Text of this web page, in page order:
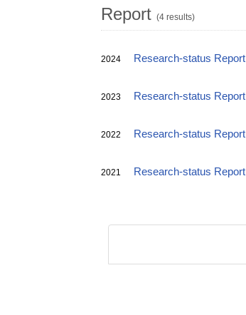
Report (4 results)
2024 Research-status Report
2023 Research-status Report
2022 Research-status Report
2021 Research-status Report